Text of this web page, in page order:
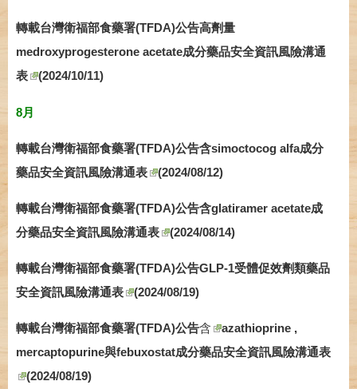
轉載台灣衛福部食藥署(TFDA)公告高劑量
medroxyprogesterone acetate成分藥品安全資訊風險溝通
表
(2024/10/11)
8月
轉載台灣衛福部食藥署(TFDA)公告含simoctocog alfa成分
藥品安全資訊風險溝通表
(2024/08/12)
轉載台灣衛福部食藥署(TFDA)公告含glatiramer acetate成
分藥品安全資訊風險溝通表
(2024/08/14)
轉載台灣衛福部食藥署(TFDA)公告GLP-1受體促效劑類藥品
安全資訊風險溝通表
(2024/08/19)
轉載台灣衛福部食藥署(TFDA)公告含
azathioprine ,
mercaptopurine與febuxostat成分藥品安全資訊風險溝通表
(2024/08/19)